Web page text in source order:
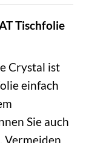
Tischfolie
Crystal ist
einfach
Sie auch
Vermeiden